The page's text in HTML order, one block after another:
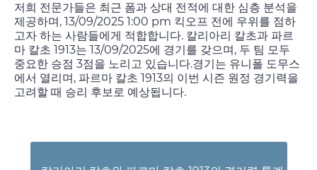
저희 전문가들은 최근 폼과 상대 전적에 대한 심층 분석을
제공하며, 13/09/2025 1:00 pm 킥오프 전에 우위를 점하
고자 하는 사람들에게 적합합니다. 칼리아리 칼초과 파르
마 칼초 1913는 13/09/2025에 경기를 갖으며, 두 팀 모두
중요한 승점 3점을 노리고 있습니다.경기는 유니폴 도무스
에서 열리며, 파르마 칼초 1913의 이번 시즌 원정 경기력을
고려할 때 승리 후보로 예상됩니다.